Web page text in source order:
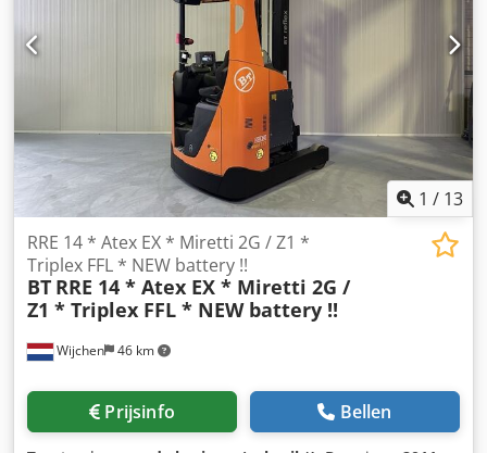
1 / 13
Wijchen 46 km
RRE 14 * Atex EX * Miretti 2G / Z1 *
Triplex FFL * NEW battery !!
BT RRE 14 * Atex EX * Miretti 2G /
Z1 * Triplex FFL * NEW battery !!
Prijsinfo Bellen